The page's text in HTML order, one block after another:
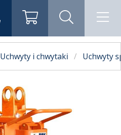
Uchwyty i chwytaki Uchwyty